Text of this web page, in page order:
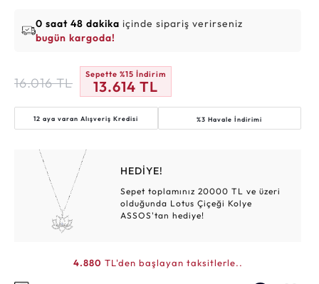
0 saat 48 dakika içinde sipariş verirseniz
bugün kargoda!
16.016 TL
Sepette %15 İndirim
13.614 TL
12 aya varanAlışveriş Kredisi %3 Havale İndirimi
HEDİYE!
Sepet toplamınız 20000 TL ve üzeri
olduğunda Lotus Çiçeği Kolye
ASSOS'tan hediye!
4.880 TL'den başlayan taksitlerle..